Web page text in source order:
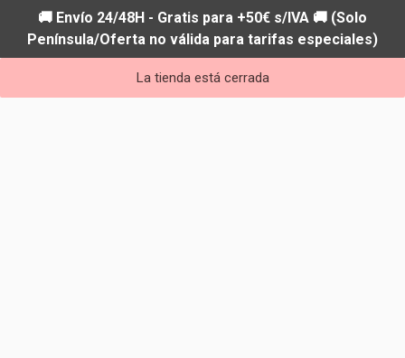
🚚 Envío 24/48H - Gratis para +50€ s/IVA 🚚 (Solo
Península/Oferta no válida para tarifas especiales)
La tienda está cerrada